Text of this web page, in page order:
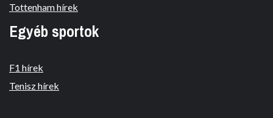
Tottenham hírek
Egyéb sportok
F1 hírek
Tenisz hírek